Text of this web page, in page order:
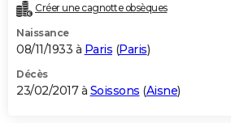
Créer une cagnotte obsèques
Naissance
08/11/1933 à Paris (Paris)
Décès
23/02/2017 à Soissons (Aisne)